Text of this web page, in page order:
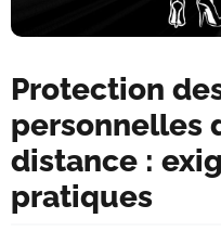
Protection
personnelles
distance :
pratiques